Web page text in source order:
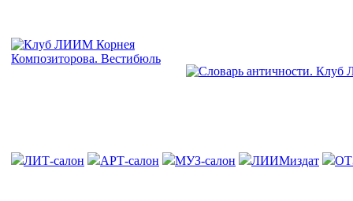
ЛИТ-салон АРТ-салон МУЗ-салон ЛИИМиздат